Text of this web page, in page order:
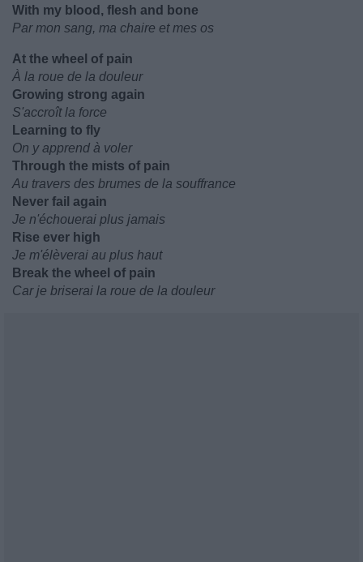
With my blood, flesh and bone
Par mon sang, ma chaire et mes os
At the wheel of pain
À la roue de la douleur
Growing strong again
S'accroît la force
Learning to fly
On y apprend à voler
Through the mists of pain
Au travers des brumes de la souffrance
Never fail again
Je n'échouerai plus jamais
Rise ever high
Je m'élèverai au plus haut
Break the wheel of pain
Car je briserai la roue de la douleur